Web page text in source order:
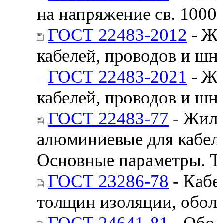
на напряжение св.
ГОСТ 22483-2012 -
кабелей, проводов и
ГОСТ 22483-2021 -
кабелей, проводов и
ГОСТ 22483-77 -
алюминиевые для
Основные параметры.
ГОСТ 23286-78 -
толщин изоляции,